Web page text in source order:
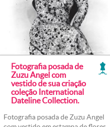
Fotografia posada de
Zuzu Angel com
vestido de sua criação
coleção International
Dateline Collection.
Fotografia posada de Zuzu Angel